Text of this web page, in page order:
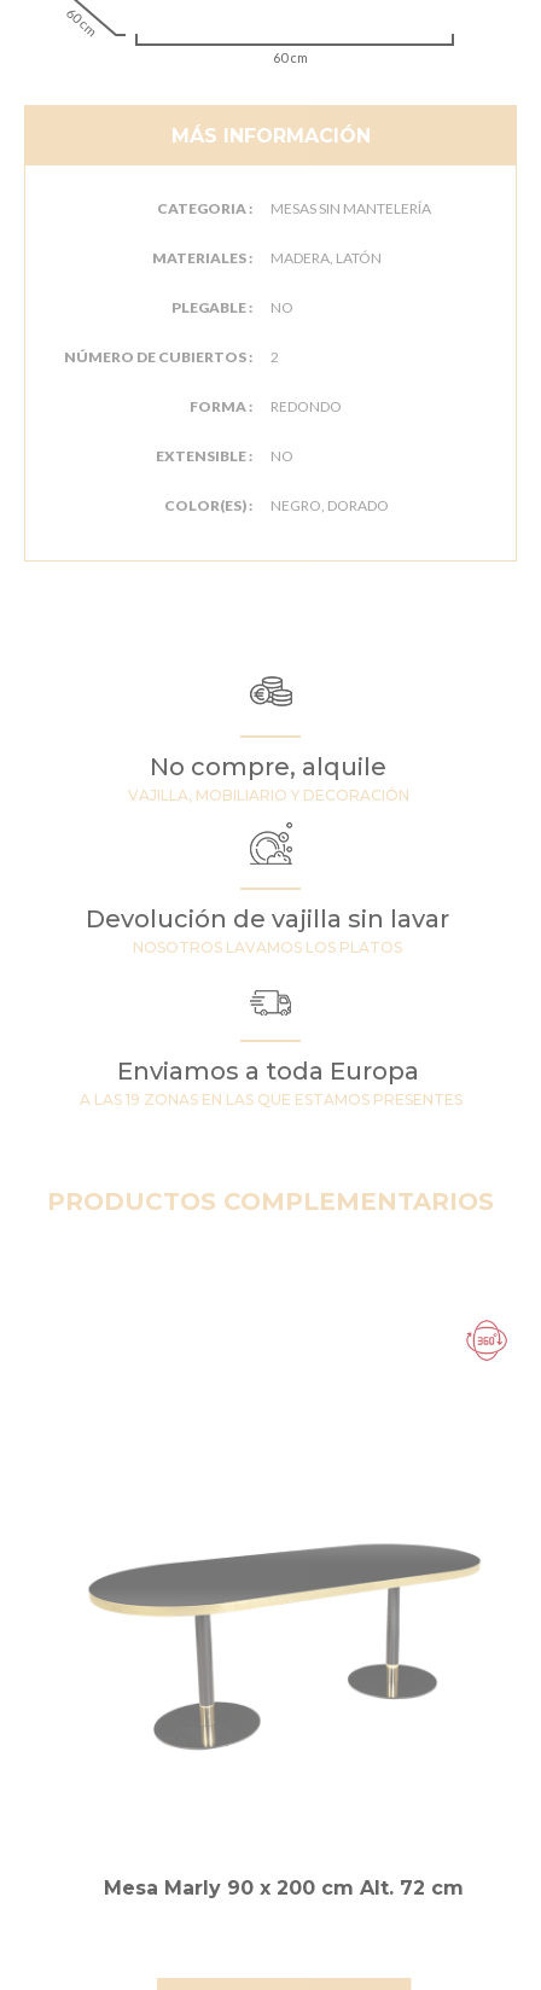
60 cm
60 cm
MÁS INFORMACIÓN
CATEGORIA : MESAS SIN MANTELERÍA
MATERIALES : MADERA, LATÓN
PLEGABLE : NO
NÚMERO DE CUBIERTOS : 2
FORMA : REDONDO
EXTENSIBLE : NO
COLOR(ES) : NEGRO, DORADO
No compre, alquile
VAJILLA, MOBILIARIO Y DECORACIÓN
Devolución de vajilla sin lavar
NOSOTROS LAVAMOS LOS PLATOS
Enviamos a toda Europa
A LAS 19 ZONAS EN LAS QUE ESTAMOS PRESENTES
PRODUCTOS COMPLEMENTARIOS
Mesa Marly 90 x 200 cm Alt. 72 cm